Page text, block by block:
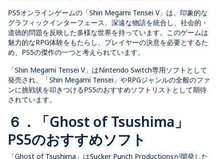
PS5オンラインゲームの「Shin Megami Tensei V」は、印象的な
グラフィックインターフェース、深遠な物語を統合し、社会的・
道徳的問題を反映した多様な世界を持っています。このゲームは
魅力的なRPG体験をもたらし、プレイヤーの決意を必要とするた
め、PS5の傑作の一つと考えられています。
「Shin Megami Tensei V」はNintendo Switch専用ソフトとして
発売され、「Shin Megami Tensei」やRPGジャンルの全般のファ
ンに挑戦状を叩きつけるPS5のおすすめソフトリストとして期待
されています。
６．「Ghost of Tsushima」
PS5のおすすめソフト
「Ghost of Tsushima」はSucker Punch Productionsが開発した